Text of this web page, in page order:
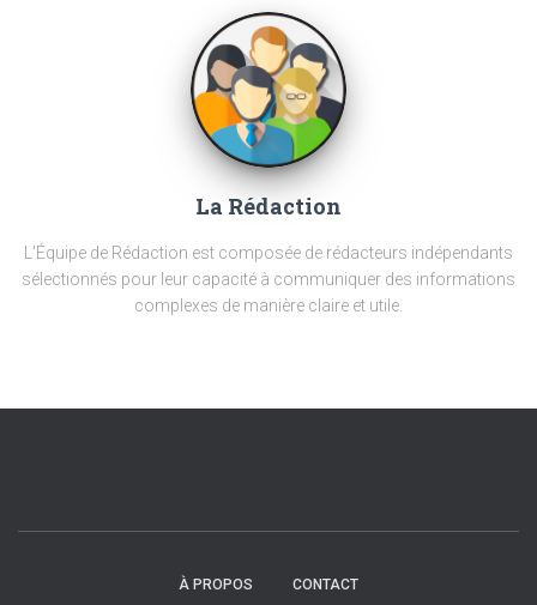
La Rédaction
L'Équipe de Rédaction est composée de rédacteurs indépendants
sélectionnés pour leur capacité à communiquer des informations
complexes de manière claire et utile.
À PROPOS CONTACT